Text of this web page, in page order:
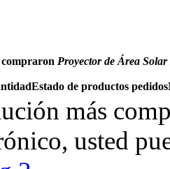
Proyector de Área
Estado de productos pedidos
más
usted